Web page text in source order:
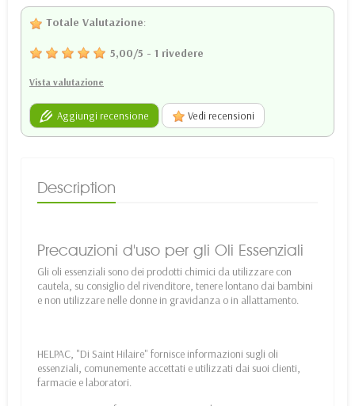
Totale Valutazione:
5,00/5 - 1 rivedere
Vista valutazione
Aggiungi recensione Vedi recensioni
Description
Precauzioni d'uso per gli Oli Essenziali
Gli oli essenziali sono dei prodotti chimici da utilizzare con
cautela, su consiglio del rivenditore, tenere lontano dai bambini
e non utilizzare nelle donne in gravidanza o in allattamento.
HELPAC, "Di Saint Hilaire" fornisce informazioni sugli oli
essenziali, comunemente accettati e utilizzati dai suoi clienti,
farmacie e laboratori.